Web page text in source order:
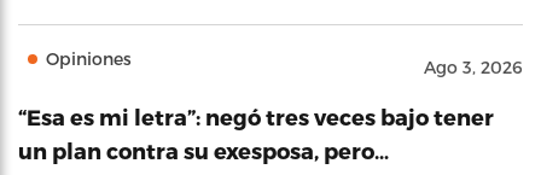
Opiniones Ago 3, 2026
“Esa es mi letra”: negó tres veces bajo tener
un plan contra su exesposa, pero…